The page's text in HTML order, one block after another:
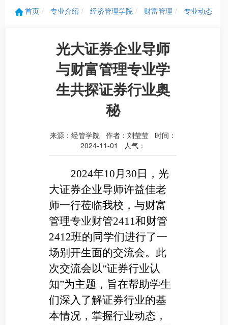
社会工作
首页 专业介绍 经济管理学院 财富管理 专业动态
光大证券企业导师
与财富管理专业学
生共探证券行业奥
秘
来源：经管学院 作者：刘莹莹 时间：
2024-11-01 人气：
2024年10月30日，光
大证券企业导师许益佳老
师一行莅临我校，与财富
管理专业财管2411和财管
2412班的同学们进行了一
场别开生面的交流会。此
次交流会以“证券行业认
知”为主题，旨在帮助学生
们深入了解证券行业的基
本情况，掌握行业动态，